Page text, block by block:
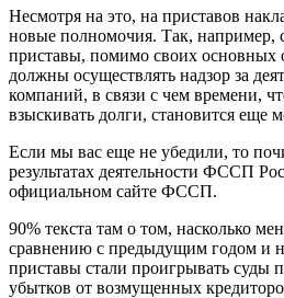
Несмотря на это, на приставов
новые полномочия. Так, например,
приставы, помимо своих основных
должны осуществлять надзор за
компаний, в связи с чем времени,
взыскивать долги, становится еще
Если мы вас еще не убедили, то
результатах деятельности ФССП
официальном сайте ФССП.
90% текста там о том, насколько
сравнению с предыдущим годом и
приставы стали проигрывать суды
убытков от возмущенных